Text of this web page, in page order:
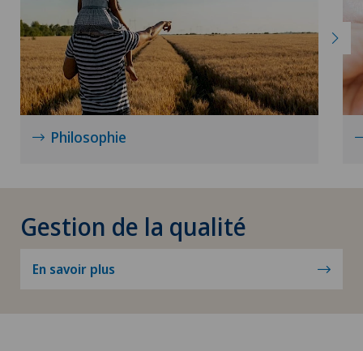
Pour plus d'informations
Philosophie
Gestion de la qualité
En savoir plus